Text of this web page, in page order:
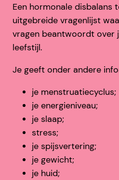
Een hormonale disbalans
uitgebreide vragenlijst
vragen beantwoordt over
leefstijl.
Je geeft onder andere
je menstruatiecyclus;
je energieniveau;
je slaap;
stress;
je spijsvertering;
je gewicht;
je huid;